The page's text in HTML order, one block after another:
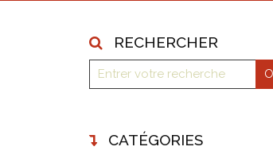
RECHERCHER
CATÉGORIES